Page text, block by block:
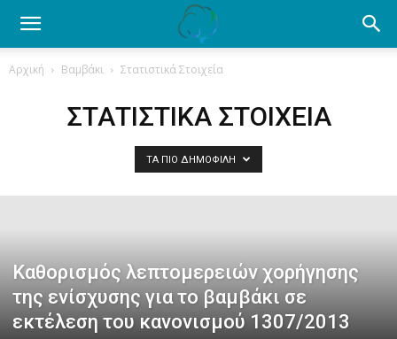
Ενημέρωση
Όλα
Αρχική Βαμβάκι Στατιστικά Στοιχεία
ΣΤΑΤΙΣΤΙΚΆ ΣΤΟΙΧΕΊΑ
ΤΑ ΠΙΟ ΔΗΜΟΦΙΛΉ
Καθορισμός λεπτομερειών χορήγησης
της ενίσχυσης για το βαμβάκι σε
εκτέλεση του κανονισμού 1307/2013